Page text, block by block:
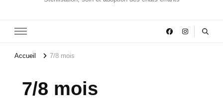
Accueil 7/8 mois
7/8 mois